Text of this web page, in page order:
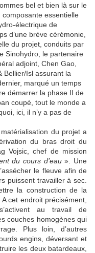
bel et bien là sur le
composante essentielle
électrique de
d’une brève cérémonie,
du projet, conduits par
Sinohydro, le partenaire
adjoint, Chen Gao,
Bellier/Isl assurant la
marqué un temps
démarrer la phase II de
coupé, tout le monde a
ici, il n’y a pas de
du projet a
du bras droit du
Vojsic, chef de mission
du cours d’eau». Une
le fleuve afin de
puissent travailler à sec.
la construction de la
cet endroit précisément,
au travail de
couches homogènes qui
Plus loin, d’autres
engins, déversant et
les deux batardeaux,